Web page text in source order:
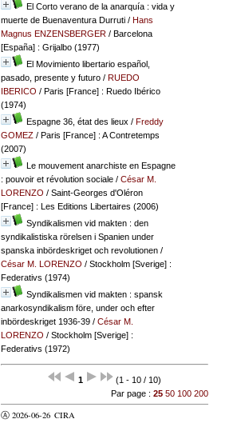
El Corto verano de la anarquía : vida y
muerte de Buenaventura Durruti/ Hans
Magnus ENZENSBERGER/ Barcelona
[España] : Grijalbo (1977)
El Movimiento libertario español,
pasado, presente y futuro/ RUEDO
IBERICO / Paris [France] : Ruedo Ibérico
(1974)
Espagne 36, état des lieux / Freddy
GOMEZ/ Paris [France] : A Contretemps
(2007)
Le mouvement anarchiste en Espagne
: pouvoir et révolution sociale/ César M.
LORENZO / Saint-Georges d'Oléron
[France] : Les Editions Libertaires (2006)
Syndikalismen vid makten : den
syndikalistiska rörelsen i Spanien under
spanska inbördeskriget och revolutionen/
César M. LORENZO / Stockholm [Sverige] :
Federativs (1974)
Syndikalismen vid makten : spansk
anarkosyndikalism före, under och efter
inbördeskriget 1936-39/ César M.
LORENZO / Stockholm [Sverige] :
Federativs (1972)
1
(1 - 10 / 10)
Par page : 25 50 100 200
Ⓐ 2026-06-26 CIRA